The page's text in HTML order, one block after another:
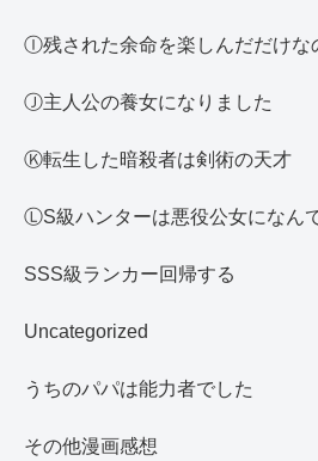
Ⓘ残された余命を楽しんだだけな
Ⓙ主人公の養女になりました
Ⓚ転生した暗殺者は剣術の天才
ⓁS級ハンターは悪役公女になん
SSS級ランカー回帰する
Uncategorized
うちのパパは能力者でした
その他漫画感想